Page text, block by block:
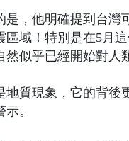
是，他明確提到台灣
區域！特別是在5月
然似乎已經開始對人
地質現象，它的背後
。